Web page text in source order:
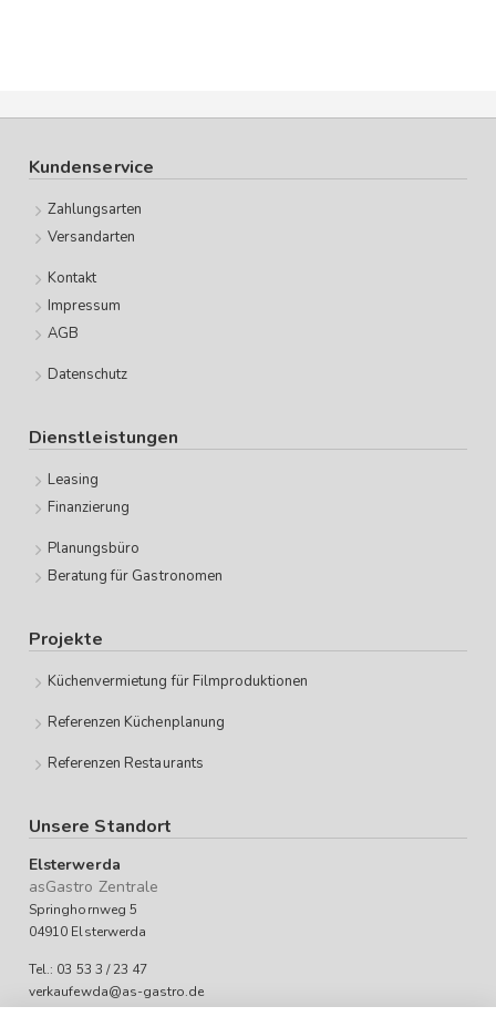
Kundenservice
Zahlungsarten
Versandarten
Kontakt
Impressum
AGB
Datenschutz
Dienstleistungen
Leasing
Finanzierung
Planungsbüro
Beratung für Gastronomen
Projekte
Küchenvermietung für Filmproduktionen
Referenzen Küchenplanung
Referenzen Restaurants
Unsere Standort
Elsterwerda
asGastro Zentrale
Springhornweg 5
04910 Elsterwerda
Tel.: 03 53 3 / 23 47
verkaufewda@as-gastro.de